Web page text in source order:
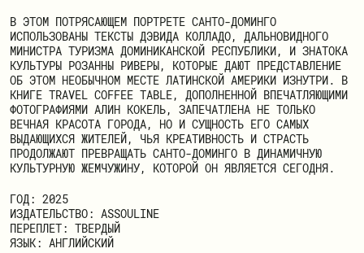
В ЭТОМ ПОТРЯСАЮЩЕМ ПОРТРЕТЕ САНТО-ДОМИНГО
ИСПОЛЬЗОВАНЫ ТЕКСТЫ ДЭВИДА КОЛЛАДО, ДАЛЬНОВИДНОГО
МИНИСТРА ТУРИЗМА ДОМИНИКАНСКОЙ РЕСПУБЛИКИ, И ЗНАТОКА
КУЛЬТУРЫ РОЗАННЫ РИВЕРЫ, КОТОРЫЕ ДАЮТ ПРЕДСТАВЛЕНИЕ
ОБ ЭТОМ НЕОБЫЧНОМ МЕСТЕ ЛАТИНСКОЙ АМЕРИКИ ИЗНУТРИ. В
КНИГЕ TRAVEL COFFEE TABLE, ДОПОЛНЕННОЙ ВПЕЧАТЛЯЮЩИМИ
ФОТОГРАФИЯМИ АЛИН КОКЕЛЬ, ЗАПЕЧАТЛЕНА НЕ ТОЛЬКО
ВЕЧНАЯ КРАСОТА ГОРОДА, НО И СУЩНОСТЬ ЕГО САМЫХ
ВЫДАЮЩИХСЯ ЖИТЕЛЕЙ, ЧЬЯ КРЕАТИВНОСТЬ И СТРАСТЬ
ПРОДОЛЖАЮТ ПРЕВРАЩАТЬ САНТО-ДОМИНГО В ДИНАМИЧНУЮ
КУЛЬТУРНУЮ ЖЕМЧУЖИНУ, КОТОРОЙ ОН ЯВЛЯЕТСЯ СЕГОДНЯ.
ГОД: 2025
ИЗДАТЕЛЬСТВО: ASSOULINE
ПЕРЕПЛЕТ: ТВЕРДЫЙ
ЯЗЫК: АНГЛИЙСКИЙ